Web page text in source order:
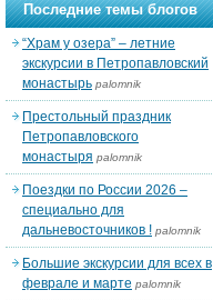
Последние темы блогов
“Храм у озера” – летние
экскурсии в Петропавловский
монастырь palomnik
Престольный праздник
Петропавловского
монастыря palomnik
Поездки по России 2026 –
специально для
дальневосточников ! palomnik
Большие экскурсии для всех в
феврале и марте palomnik